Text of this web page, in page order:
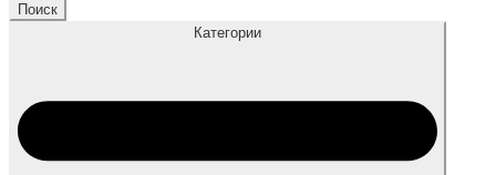
Поиск
Категории